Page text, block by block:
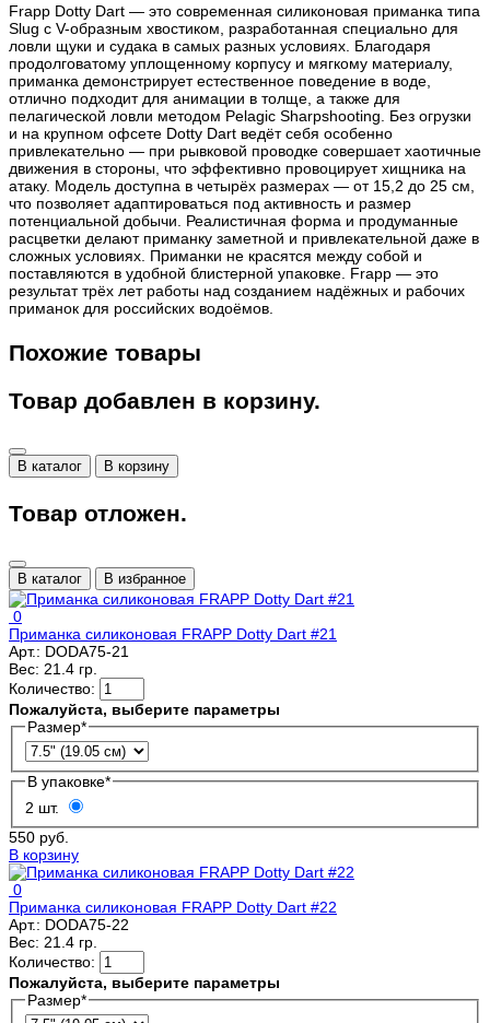
Frapp Dotty Dart — это современная силиконовая приманка типа
Slug с V-образным хвостиком, разработанная специально для
ловли щуки и судака в самых разных условиях. Благодаря
продолговатому уплощенному корпусу и мягкому материалу,
приманка демонстрирует естественное поведение в воде,
отлично подходит для анимации в толще, а также для
пелагической ловли методом Pelagic Sharpshooting. Без огрузки
и на крупном офсете Dotty Dart ведёт себя особенно
привлекательно — при рывковой проводке совершает хаотичные
движения в стороны, что эффективно провоцирует хищника на
атаку. Модель доступна в четырёх размерах — от 15,2 до 25 см,
что позволяет адаптироваться под активность и размер
потенциальной добычи. Реалистичная форма и продуманные
расцветки делают приманку заметной и привлекательной даже в
сложных условиях. Приманки не красятся между собой и
поставляются в удобной блистерной упаковке. Frapp — это
результат трёх лет работы над созданием надёжных и рабочих
приманок для российских водоёмов.
Похожие товары
Товар добавлен в корзину.
В каталог В корзину
Товар отложен.
В каталог В избранное
0
Приманка силиконовая FRAPP Dotty Dart #21
Арт.: DODA75-21
Вес: 21.4 гр.
Количество:
Пожалуйста, выберите параметры
Размер*
В упаковке*
2 шт.
550 руб.
В корзину
0
Приманка силиконовая FRAPP Dotty Dart #22
Арт.: DODA75-22
Вес: 21.4 гр.
Количество:
Пожалуйста, выберите параметры
Размер*